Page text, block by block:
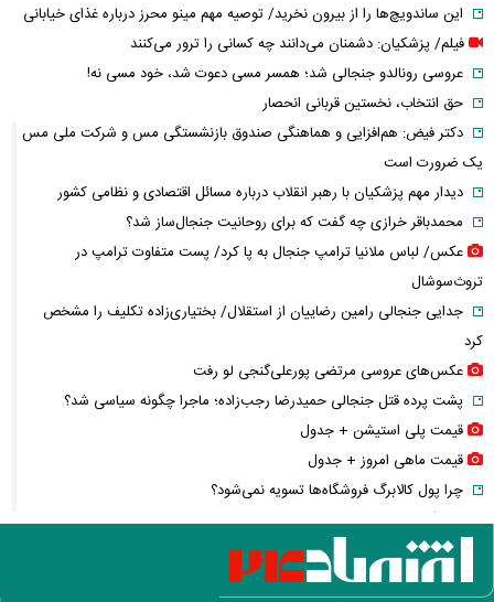
این ساندویچ‌ها را از بیرون نخرید/ توصیه مهم مینو محرز درباره غذای خیابانی
فیلم/ پزشکیان: دشمنان می‌دانند چه کسانی را ترور می‌کنند
عروسی رونالدو جنجالی شد؛ همسر مسی دعوت شد، خود مسی نه!
حق انتخاب، نخستین قربانی انحصار
دکتر فیض: هم‌افزایی و هماهنگی صندوق بازنشستگی مس و شرکت ملی مس
یک ضرورت است
دیدار مهم پزشکیان با رهبر انقلاب درباره مسائل اقتصادی و نظامی کشور
محمدباقر خرازی چه گفت که برای روحانیت جنجال‌ساز شد؟
عکس/ لباس ملانیا ترامپ جنجال به پا کرد/ پست متفاوت ترامپ در
تروث‌سوشال
جدایی جنجالی رامین رضاییان از استقلال/ بختیاری‌زاده تکلیف را مشخص
کرد
عکس‌های عروسی مرتضی پورعلی‌گنجی لو رفت
پشت پرده قتل جنجالی حمیدرضا رجب‌زاده؛ ماجرا چگونه سیاسی شد؟
قیمت پلی استیشن + جدول
قیمت ماهی امروز + جدول
چرا پول کالابرگ فروشگاه‌ها تسویه نمی‌شود؟
کالابرگ دوباره تغییر می‌کند؟/ جزئیات تازه درباره اعتبار یک میلیون تومانی
خبر جنجالی درباره ساره نتانیاهو؛ پای یک مرد ۶۰ ساله در میان است
خبر مهم از مذاکرات ایران و آمریکا؛ عراقچی پایان مذاکرات مستقیم را اعلام